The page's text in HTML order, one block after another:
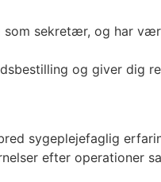
sekretær, og har
og giver dig
sygeplejefaglig
efter operationer